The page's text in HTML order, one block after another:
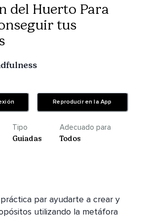
del Huerto Para
tus
Reproducir en la App
Tipo
Guiadas
Adecuado para
Todos
par ayudarte a crear y
utilizando la metáfora